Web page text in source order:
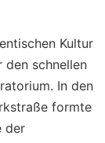
Kultur
schnellen
In den
formte
der